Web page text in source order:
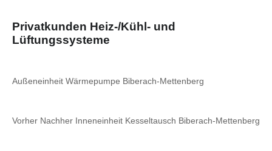
Privatkunden Heiz-/Kühl- und
Lüftungssysteme
Außeneinheit Wärmepumpe Biberach-Mettenberg
Vorher Nachher Inneneinheit Kesseltausch Biberach-Mettenberg